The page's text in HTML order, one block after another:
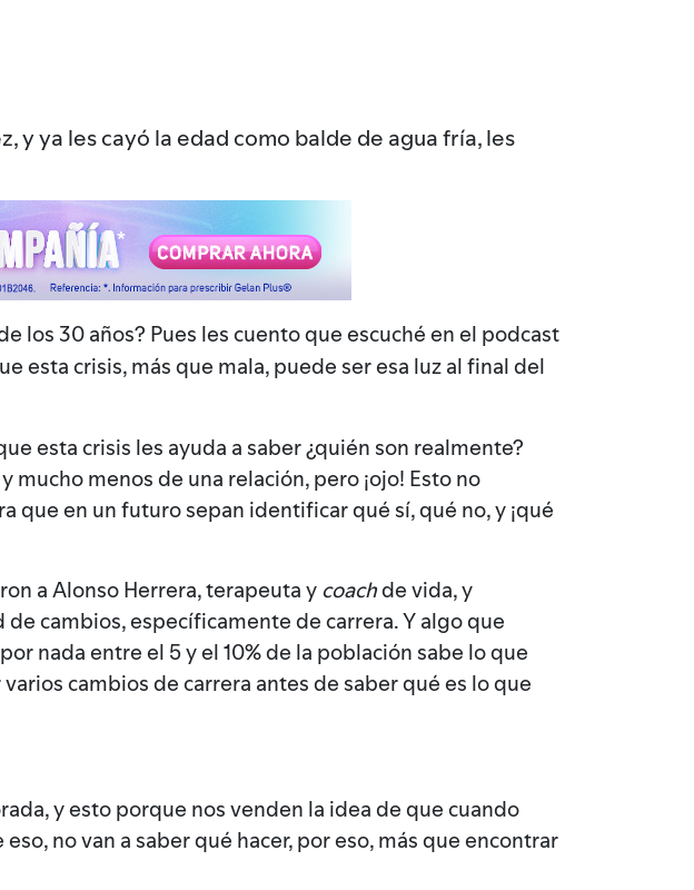
y ya les cayó la edad como balde de agua fría, les
los 30 años? Pues les cuento que escuché en el podcast
esta crisis, más que mala, puede ser esa luz al final del
esta crisis les ayuda a saber ¿quién son realmente?
menos de una relación, pero ¡ojo! Esto no
que en un futuro sepan identificar qué sí, qué no, y ¡qué
a Alonso Herrera, terapeuta ycoachde vida, y
cambios, específicamente de carrera. Y algo que
nada entre el 5 y el 10% de la población sabe lo que
cambios de carrera antes de saber qué es lo que
y esto porque nos venden la idea de que cuando
no van a saber qué hacer, por eso, más que encontrar